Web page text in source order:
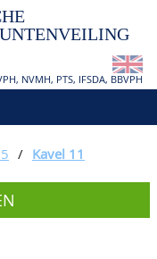
NVMH, PTS, IFSDA, BBVPH
/ Kavel 11